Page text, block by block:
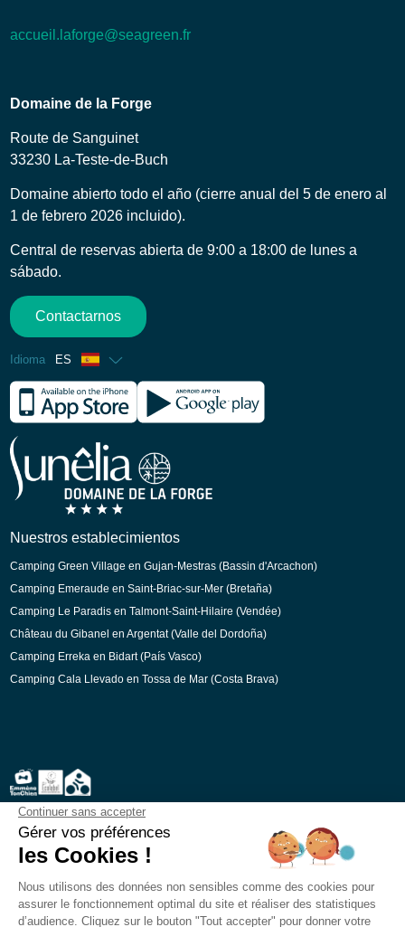
accueil.laforge@seagreen.fr
Domaine de la Forge
Route de Sanguinet
33230 La-Teste-de-Buch
Domaine abierto todo el año (cierre anual del 5 de enero al
1 de febrero 2026 incluido).
Central de reservas abierta de 9:00 a 18:00 de lunes a
sábado.
Contactarnos
Idioma ES
Francés
Inglés
Alemán
Holandés
Nuestros establecimientos
Camping Green Village en Gujan-Mestras (Bassin d'Arcachon)
Camping Emeraude en Saint-Briac-sur-Mer (Bretaña)
Camping Le Paradis en Talmont-Saint-Hilaire (Vendée)
Château du Gibanel en Argentat (Valle del Dordoña)
Camping Erreka en Bidart (País Vasco)
Camping Cala Llevado en Tossa de Mar (Costa Brava)
Pago seguro
CGV